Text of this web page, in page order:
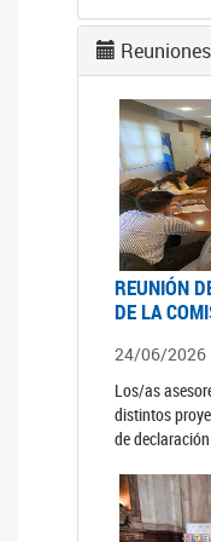
REUNIÓN
DE LA
24/06/2026
Los/as
distintos
de declaración